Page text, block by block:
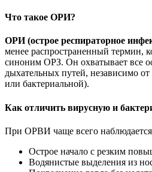
Что такое ОРИ?
ОРИ (острое респираторное
менее распространенный термин,
синоним ОРЗ. Он охватывает все
дыхательных путей, независимо
или бактериальной).
Как отличить вирусную и
При ОРВИ чаще всего
Острое начало с резким
Водянистые выделения из